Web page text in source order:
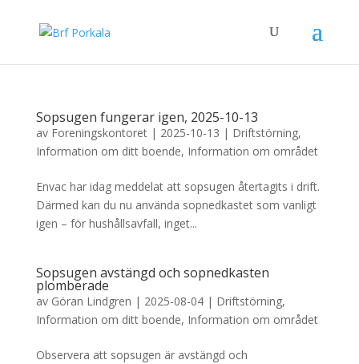
Sopsugen fungerar igen, 2025-10-13
av Foreningskontoret| 2025-10-13 | Driftstörning,
Information om ditt boende, Information om området
Envac har idag meddelat att sopsugen återtagits i drift.
Därmed kan du nu använda sopnedkastet som vanligt
igen – för hushållsavfall, inget...
Sopsugen avstängd och sopnedkasten
plomberade
av Göran Lindgren | 2025-08-04| Driftstörning,
Information om ditt boende, Information om området
Observera att sopsugen är avstängd och